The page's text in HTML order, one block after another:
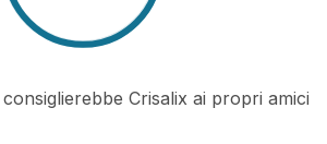
Crisalix ai propri amici